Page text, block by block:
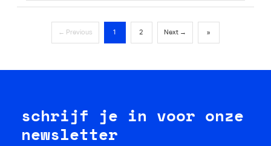
← Previous 1 2 Next → »
schrijf je in voor onze
newsletter